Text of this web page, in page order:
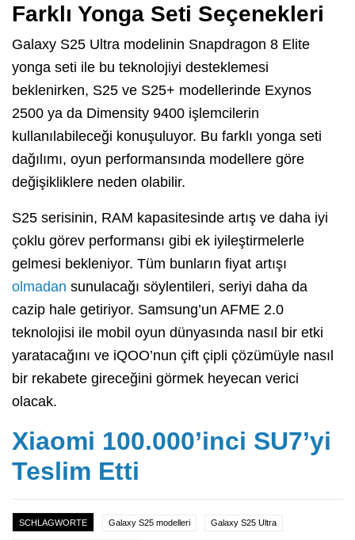
Farklı Yonga Seti Seçenekleri
Galaxy S25 Ultra modelinin Snapdragon 8 Elite
yonga seti ile bu teknolojiyi desteklemesi
beklenirken, S25 ve S25+ modellerinde Exynos
2500 ya da Dimensity 9400 işlemcilerin
kullanılabileceği konuşuluyor. Bu farklı yonga seti
dağılımı, oyun performansında modellere göre
değişikliklere neden olabilir.
S25 serisinin, RAM kapasitesinde artış ve daha iyi
çoklu görev performansı gibi ek iyileştirmelerle
gelmesi bekleniyor. Tüm bunların fiyat artışı
olmadan sunulacağı söylentileri, seriyi daha da
cazip hale getiriyor. Samsung’un AFME 2.0
teknolojisi ile mobil oyun dünyasında nasıl bir etki
yaratacağını ve iQOO’nun çift çipli çözümüyle nasıl
bir rekabete gireceğini görmek heyecan verici
olacak.
Xiaomi 100.000’inci SU7’yi
Teslim Etti
SCHLAGWORTE Galaxy S25 modelleri Galaxy S25 Ultra